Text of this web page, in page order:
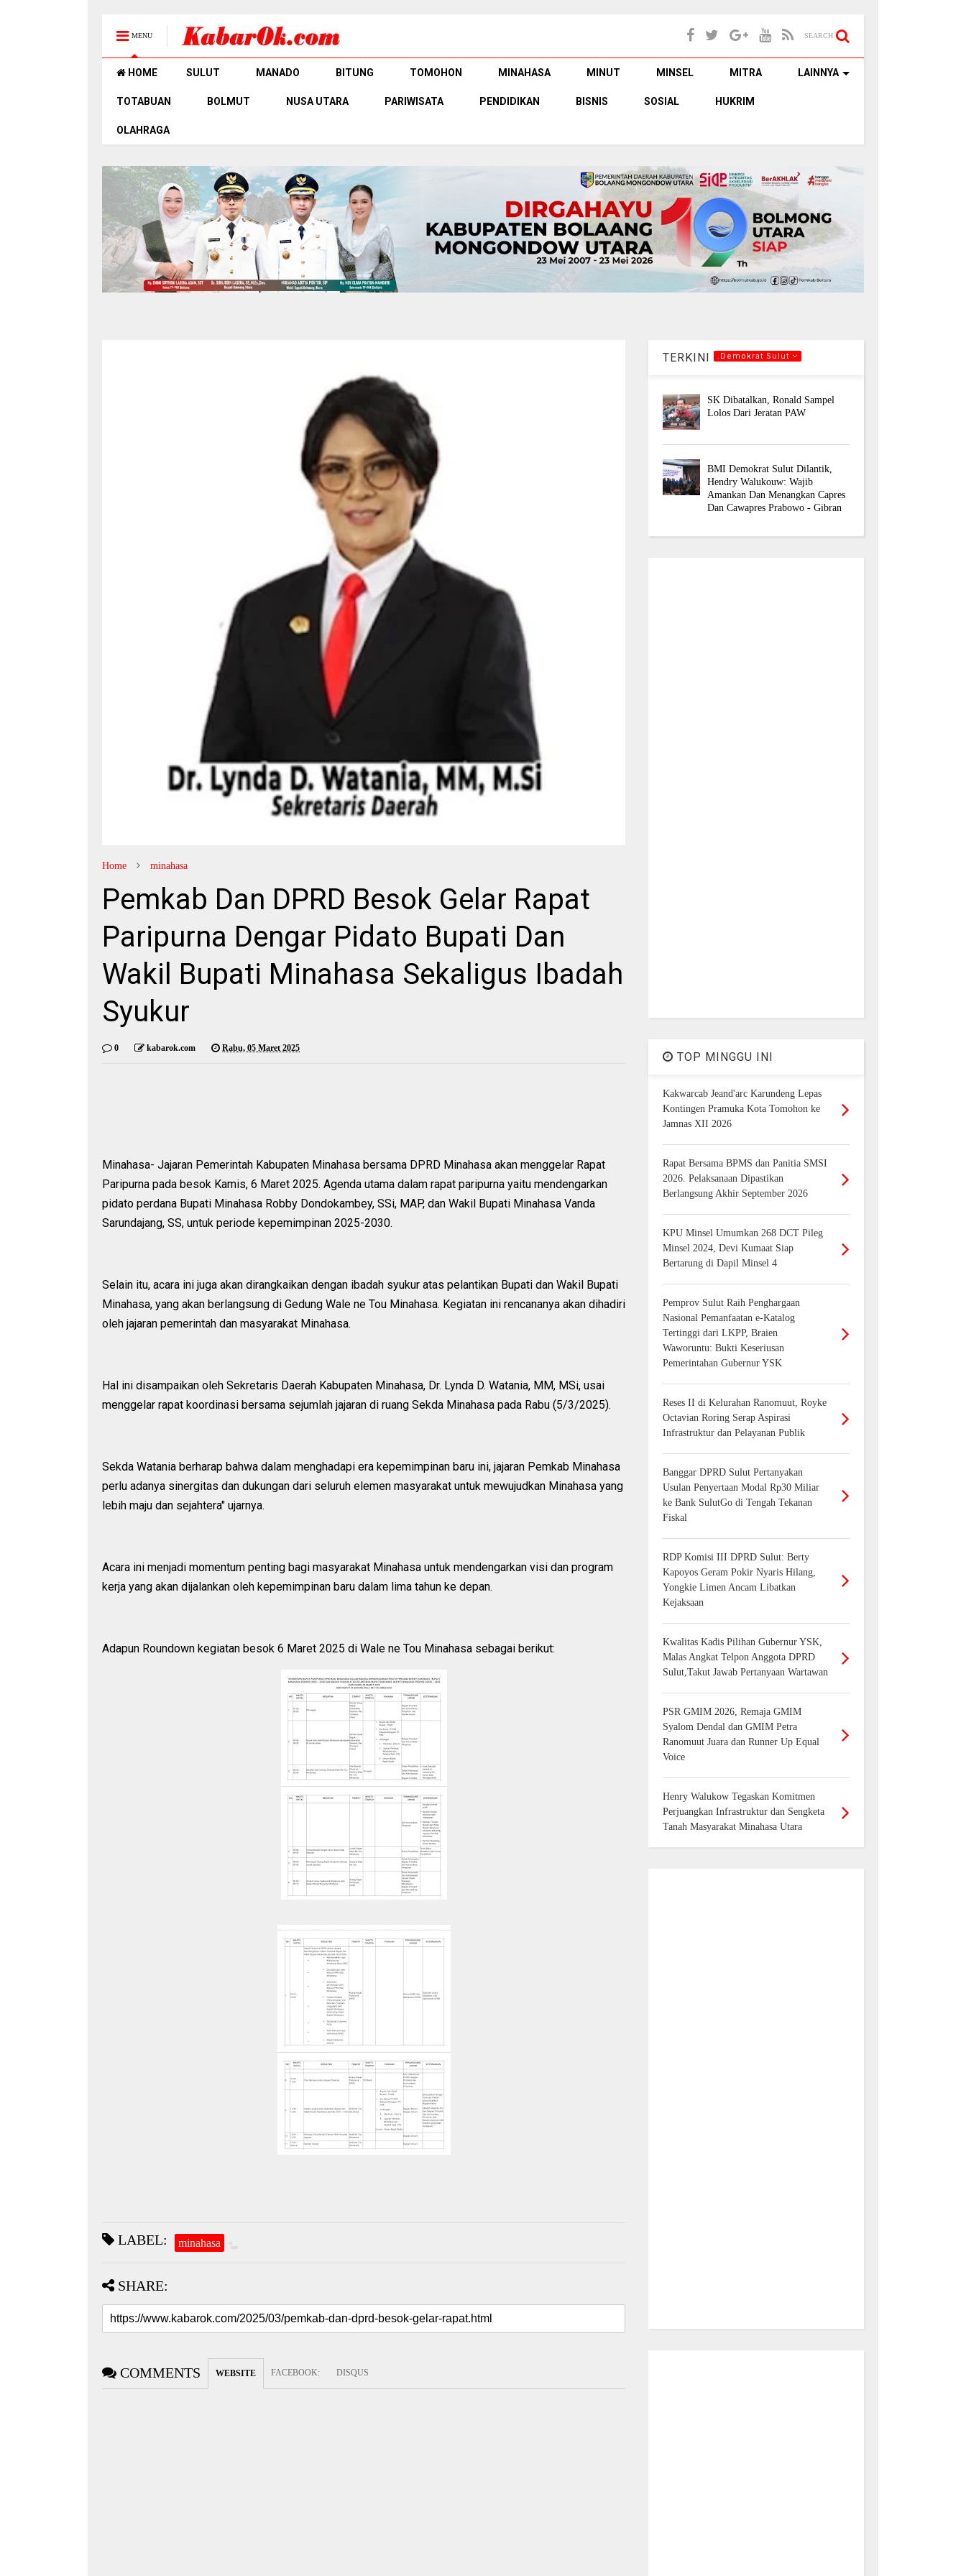
MENU SEARCH
HOME SULUT MANADO BITUNG TOMOHON MINAHASA MINUT MINSEL MITRA LAINNYA
TOTABUAN BOLMUT NUSA UTARA PARIWISATA PENDIDIKAN BISNIS SOSIAL HUKRIM
OLAHRAGA
Home minahasa
Pemkab Dan DPRD Besok Gelar Rapat
Paripurna Dengar Pidato Bupati Dan
Wakil Bupati Minahasa Sekaligus Ibadah
Syukur
0 kabarok.com Rabu, 05 Maret 2025
Minahasa- Jajaran Pemerintah Kabupaten Minahasa bersama DPRD Minahasa akan menggelar Rapat
Paripurna pada besok Kamis, 6 Maret 2025. Agenda utama dalam rapat paripurna yaitu mendengarkan
pidato perdana Bupati Minahasa Robby Dondokambey, SSi, MAP, dan Wakil Bupati Minahasa Vanda
Sarundajang, SS, untuk periode kepemimpinan 2025-2030.
Selain itu, acara ini juga akan dirangkaikan dengan ibadah syukur atas pelantikan Bupati dan Wakil Bupati
Minahasa, yang akan berlangsung di Gedung Wale ne Tou Minahasa. Kegiatan ini rencananya akan dihadiri
oleh jajaran pemerintah dan masyarakat Minahasa.
Hal ini disampaikan oleh Sekretaris Daerah Kabupaten Minahasa, Dr. Lynda D. Watania, MM, MSi, usai
menggelar rapat koordinasi bersama sejumlah jajaran di ruang Sekda Minahasa pada Rabu (5/3/2025).
Sekda Watania berharap bahwa dalam menghadapi era kepemimpinan baru ini, jajaran Pemkab Minahasa
perlu adanya sinergitas dan dukungan dari seluruh elemen masyarakat untuk mewujudkan Minahasa yang
lebih maju dan sejahtera" ujarnya.
Acara ini menjadi momentum penting bagi masyarakat Minahasa untuk mendengarkan visi dan program
kerja yang akan dijalankan oleh kepemimpinan baru dalam lima tahun ke depan.
Adapun Roundown kegiatan besok 6 Maret 2025 di Wale ne Tou Minahasa sebagai berikut:
LABEL: minahasa
SHARE:
COMMENTS WEBSITE FACEBOOK: DISQUS
TERKINI .Demokrat Sulut
SK Dibatalkan, Ronald Sampel
Lolos Dari Jeratan PAW
BMI Demokrat Sulut Dilantik,
Hendry Walukouw: Wajib
Amankan Dan Menangkan Capres
Dan Cawapres Prabowo - Gibran
TOP MINGGU INI
Kakwarcab Jeand'arc Karundeng Lepas
Kontingen Pramuka Kota Tomohon ke
Jamnas XII 2026
Rapat Bersama BPMS dan Panitia SMSI
2026. Pelaksanaan Dipastikan
Berlangsung Akhir September 2026
KPU Minsel Umumkan 268 DCT Pileg
Minsel 2024, Devi Kumaat Siap
Bertarung di Dapil Minsel 4
Pemprov Sulut Raih Penghargaan
Nasional Pemanfaatan e-Katalog
Tertinggi dari LKPP, Braien
Waworuntu: Bukti Keseriusan
Pemerintahan Gubernur YSK
Reses II di Kelurahan Ranomuut, Royke
Octavian Roring Serap Aspirasi
Infrastruktur dan Pelayanan Publik
Banggar DPRD Sulut Pertanyakan
Usulan Penyertaan Modal Rp30 Miliar
ke Bank SulutGo di Tengah Tekanan
Fiskal
RDP Komisi III DPRD Sulut: Berty
Kapoyos Geram Pokir Nyaris Hilang,
Yongkie Limen Ancam Libatkan
Kejaksaan
Kwalitas Kadis Pilihan Gubernur YSK,
Malas Angkat Telpon Anggota DPRD
Sulut,Takut Jawab Pertanyaan Wartawan
PSR GMIM 2026, Remaja GMIM
Syalom Dendal dan GMIM Petra
Ranomuut Juara dan Runner Up Equal
Voice
Henry Walukow Tegaskan Komitmen
Perjuangkan Infrastruktur dan Sengketa
Tanah Masyarakat Minahasa Utara